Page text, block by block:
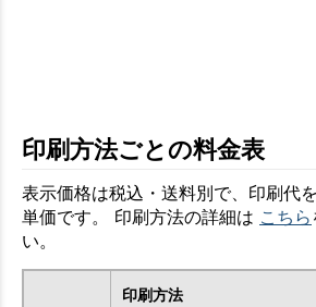
印刷方法ごとの料金表
表示価格は税込・送料別で、印刷代
単価です。 印刷方法の詳細は こちら
い。
印刷方法